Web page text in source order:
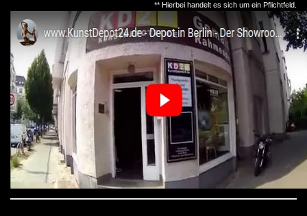
** Hierbei handelt es sich um ein Pflichtfeld.